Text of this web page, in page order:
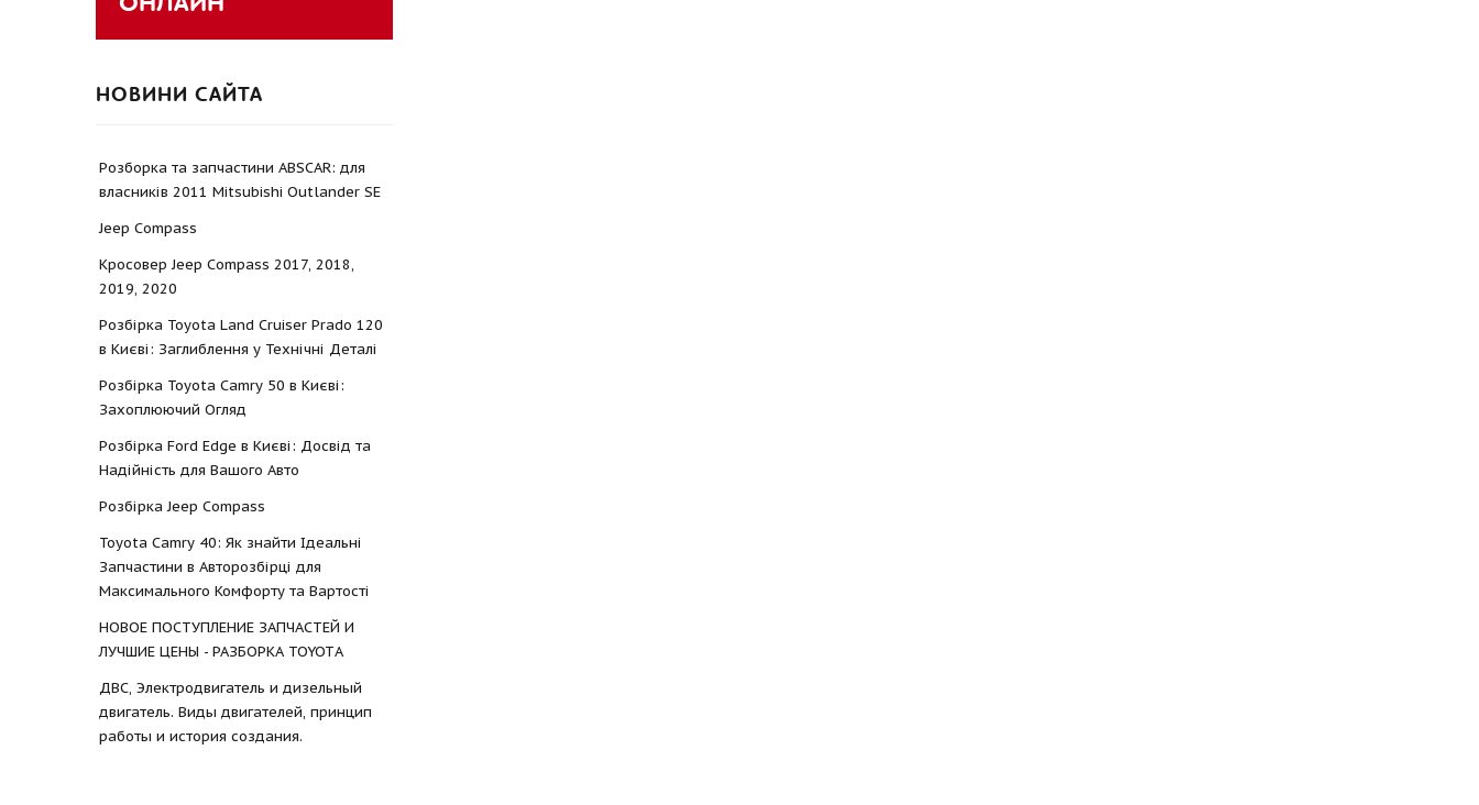
НОВИНИ САЙТА
Розборка та запчастини ABSCAR: для
власників 2011 Mitsubishi Outlander SE
Jeep Compass
Кросовер Jeep Compass 2017, 2018,
2019, 2020
Розбірка Toyota Land Cruiser Prado 120
в Києві: Заглиблення у Технічні Деталі
Розбірка Toyota Camry 50 в Києві:
Захоплюючий Огляд
Розбірка Ford Edge в Києві: Досвід та
Надійність для Вашого Авто
Розбірка Jeep Compass
Toyota Camry 40: Як знайти Ідеальні
Запчастини в Авторозбірці для
Максимального Комфорту та Вартості
НОВОЕ ПОСТУПЛЕНИЕ ЗАПЧАСТЕЙ И
ЛУЧШИЕ ЦЕНЫ - РАЗБОРКА TOYOTА
ДВС, Электродвигатель и дизельный
двигатель. Виды двигателей, принцип
работы и история создания.